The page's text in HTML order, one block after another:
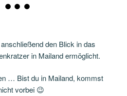
den Blick in das
in Mailand ermöglicht.
… Bist du in Mailand, kommst
vorbei 😉